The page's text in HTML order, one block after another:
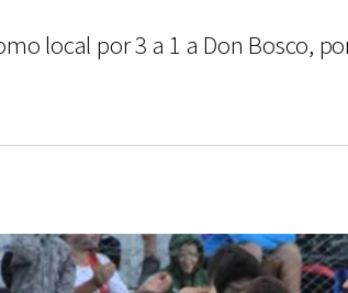
local por 3 a 1 a Don Bosco,